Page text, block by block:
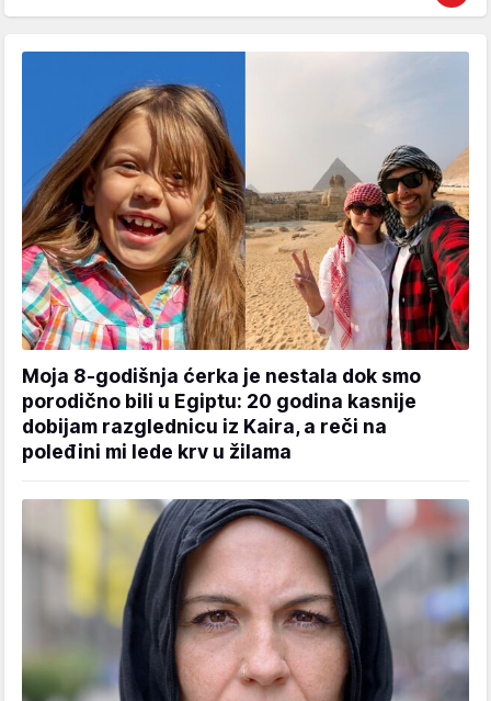
Moja 8-godišnja ćerka je nestala dok smo
porodično bili u Egiptu: 20 godina kasnije
dobijam razglednicu iz Kaira, a reči na
poleđini mi lede krv u žilama